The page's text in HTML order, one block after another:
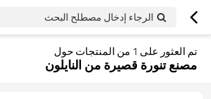
الرجاء إدخال مصطلح البحث
تم العثور على 1 من المنتجات حول
مصنع تنورة قصيرة من النايلون